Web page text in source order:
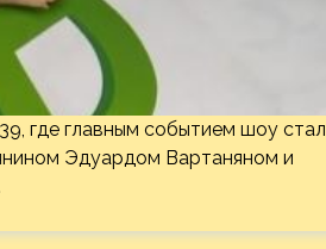
где главным событием шоу стал
Эдуардом Вартаняном и